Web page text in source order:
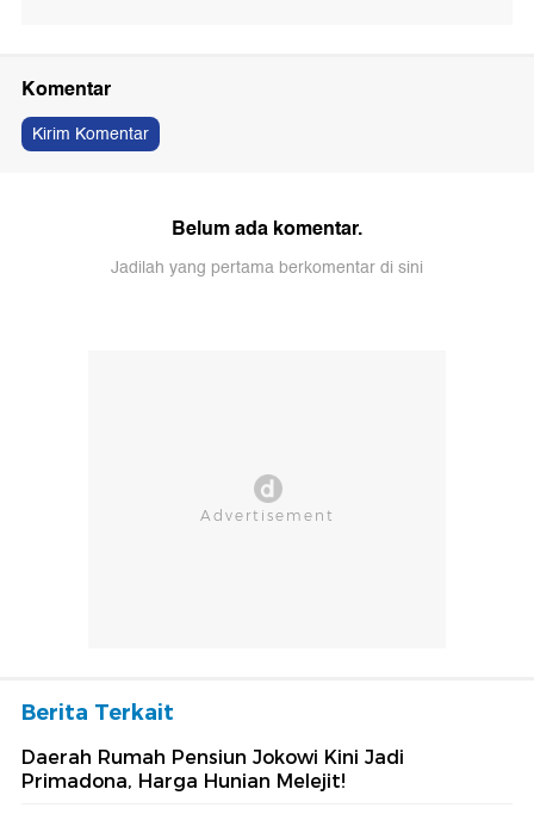
Komentar
Kirim Komentar
Belum ada komentar.
Jadilah yang pertama berkomentar di sini
Berita Terkait
Daerah Rumah Pensiun Jokowi Kini Jadi
Primadona, Harga Hunian Melejit!